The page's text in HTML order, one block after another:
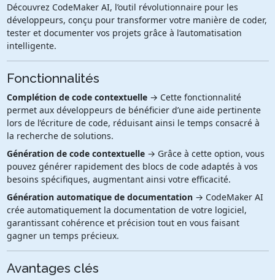
Découvrez CodeMaker AI, l’outil révolutionnaire pour les
développeurs, conçu pour transformer votre manière de coder,
tester et documenter vos projets grâce à l’automatisation
intelligente.
Fonctionnalités
Complétion de code contextuelle→ Cette fonctionnalité
permet aux développeurs de bénéficier d’une aide pertinente
lors de l’écriture de code, réduisant ainsi le temps consacré à
la recherche de solutions.
Génération de code contextuelle→ Grâce à cette option, vous
pouvez générer rapidement des blocs de code adaptés à vos
besoins spécifiques, augmentant ainsi votre efficacité.
Génération automatique de documentation→ CodeMaker AI
crée automatiquement la documentation de votre logiciel,
garantissant cohérence et précision tout en vous faisant
gagner un temps précieux.
Avantages clés